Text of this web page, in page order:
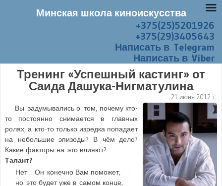
+375(25)5201926
+375(29)3405643
Написать в Telegram
Написать в Viber
Тренинг «Успешный кастинг» от
Саида Дашука-Нигматулина
21 июня 2012 г.
Вы задумывались о том, почему кто-
то постоянно снимается в главных
ролях, а кто-то только изредка попадает
на небольшие эпизоды? В чём дело?
Какие факторы на это влияют?
Талант?
Нет… Он конечно Вам поможет,
но это будет уже в самом конце,
Минская школа киноискусства